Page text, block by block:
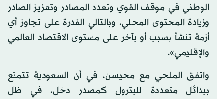
الوطني في موقف القوي وتعدد المصادر وتعزيز الصادر
وزيادة المحتوى المحلي، وبالتالي القدرة على تجاوز أي
أزمة تنشأ بسبب أو بآخر على مستوى الاقتصاد العالمي
والإقليمي».
واتفق الملحي مع محيسن، في أن السعودية تتمتع
ببدائل متعددة للبترول كمصدر دخل، في ظل